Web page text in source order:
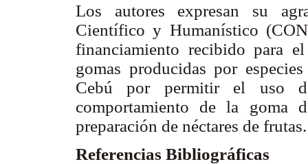
Los autores expresan su
Científico y Humanístico
financiamiento recibido para
gomas producidas por
Cebú por permitir el uso
comportamiento de la goma
preparación de néctares de
Referencias Bibliográficas